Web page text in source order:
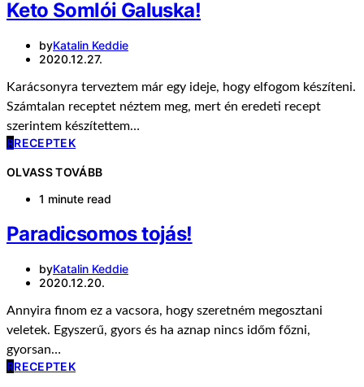
Keto Somlói Galuska!
byKatalin Keddie
2020.12.27.
Karácsonyra terveztem már egy ideje, hogy elfogom készíteni.
Számtalan receptet néztem meg, mert én eredeti recept
szerintem készítettem…
RRECEPTEK
OLVASS TOVÁBB
1 minute read
Paradicsomos tojás!
byKatalin Keddie
2020.12.20.
Annyira finom ez a vacsora, hogy szeretném megosztani
veletek. Egyszerű, gyors és ha aznap nincs időm főzni,
gyorsan…
RRECEPTEK